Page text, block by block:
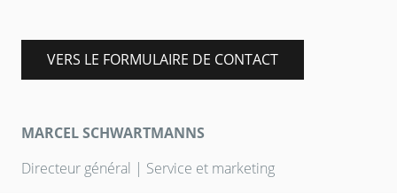
VERS LE FORMULAIRE DE CONTACT
MARCEL SCHWARTMANNS
Directeur général | Service et marketing